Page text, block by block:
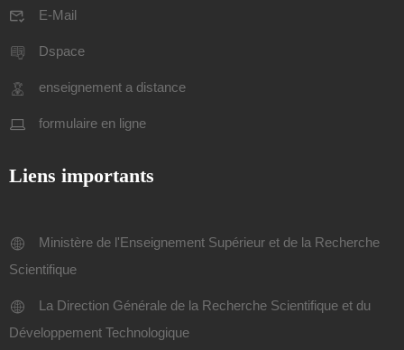
E-Mail
Dspace
enseignement a distance
formulaire en ligne
Liens importants
Ministère de l'Enseignement Supérieur et de la Recherche
Scientifique
La Direction Générale de la Recherche Scientifique et du
Développement Technologique